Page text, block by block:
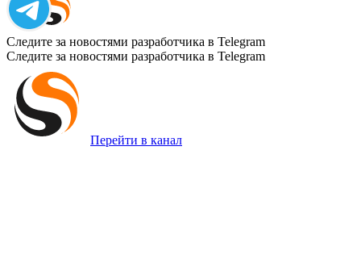
Следите за новостями разработчика в Telegram
Следите за новостями разработчика в Telegram
Перейти в канал